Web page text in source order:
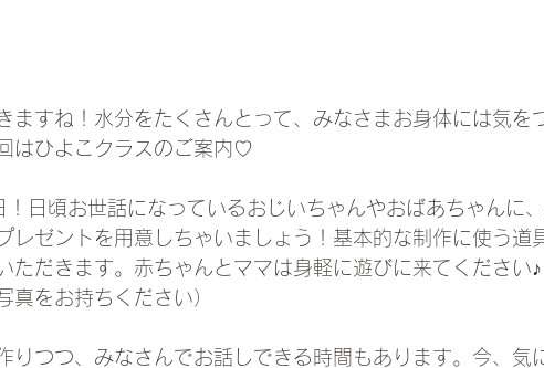
ますね！水分をたくさんとって、みなさまお身体には気を
はひよこクラスのご案内♡
日頃お世話になっているおじいちゃんやおばあちゃんに
レゼントを用意しちゃいましょう！基本的な制作に使う道
ただきます。赤ちゃんとママは身軽に遊びに来てください
真をお持ちください）
りつつ、みなさんでお話しできる時間もあります。今、気